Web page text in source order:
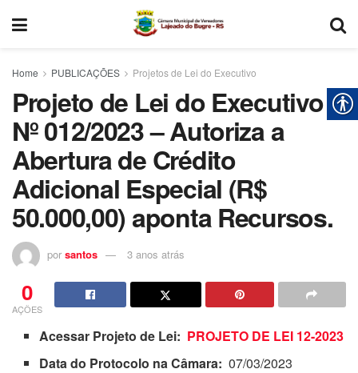
Home PUBLICAÇÕES Projetos de Lei do Executivo
Projeto de Lei do Executivo
Nº 012/2023 – Autoriza a
Abertura de Crédito
Adicional Especial (R$
50.000,00) aponta Recursos.
por santos 3 anos atrás
0
AÇÕES
Acessar Projeto de Lei: PROJETO DE LEI 12-2023
Data do Protocolo na Câmara: 07/03/2023